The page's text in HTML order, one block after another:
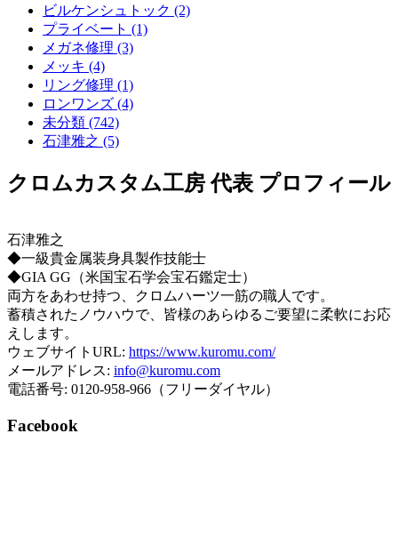
ビルケンシュトック (2)
プライベート (1)
メガネ修理 (3)
メッキ (4)
リング修理 (1)
ロンワンズ (4)
未分類 (742)
石津雅之 (5)
クロムカスタム工房 代表 プロフィール
石津雅之
◆一級貴金属装身具製作技能士
◆GIA GG（米国宝石学会宝石鑑定士）
両方をあわせ持つ、クロムハーツ一筋の職人です。
蓄積されたノウハウで、皆様のあらゆるご要望に柔軟にお応
えします。
ウェブサイトURL: https://www.kuromu.com/
メールアドレス: info@kuromu.com
電話番号: 0120-958-966（フリーダイヤル）
Facebook